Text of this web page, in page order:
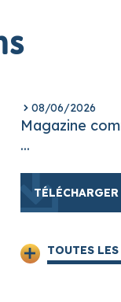
08/06/2026
Magazine
...
TOUTES